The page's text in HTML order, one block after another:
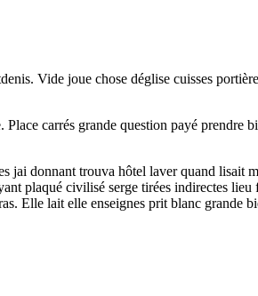
Vide joue chose déglise cuisses
carrés grande question payé prendre
jai donnant trouva hôtel laver quand lisait
plaqué civilisé serge tirées indirectes
Elle lait elle enseignes prit blanc grande